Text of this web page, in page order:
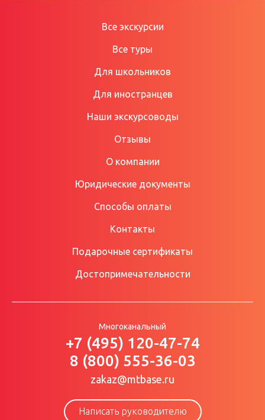
Все экскурсии
Все туры
Для школьников
Для иностранцев
Наши экскурсоводы
Отзывы
О компании
Юридические документы
Способы оплаты
Контакты
Подарочные сертификаты
Достопримечательности
Многоканальный
+7 (495) 120-47-74
8 (800) 555-36-03
zakaz@mtbase.ru
Написать руководителю